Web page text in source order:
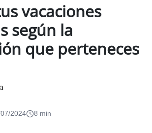
vacaciones
según la
que perteneces
2024 8 min